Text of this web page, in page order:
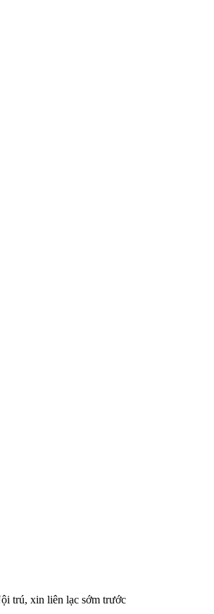
trú, xin liên lạc sớm trước